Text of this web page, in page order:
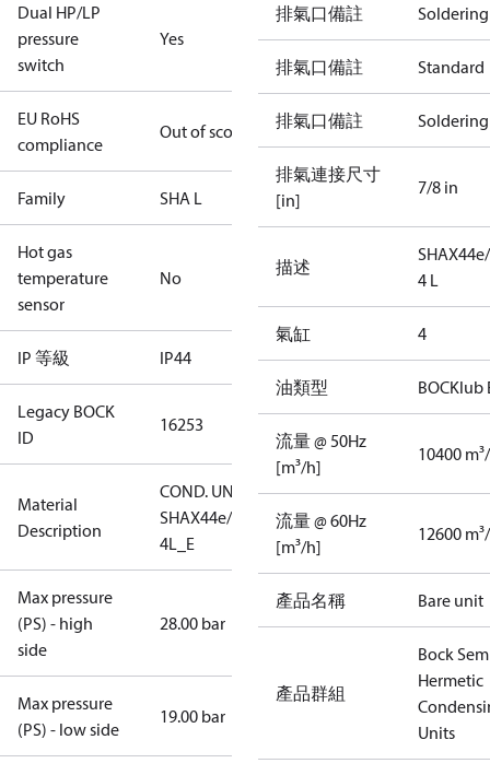
Dual HP/LP
pressure
switch
Yes
EU RoHS
compliance
Out of scope
Family SHA L
Hot gas
temperature
sensor
No
IP 等級 IP44
Legacy BOCK
ID
16253
Material
Description
COND. UNIT
SHAX44e/475-
4L_E
Max pressure
(PS) - high
side
28.00 bar
Max pressure
(PS) - low side
19.00 bar
排氣口備註 Soldering
排氣口備註 Standard
排氣口備註 Soldering
排氣連接尺寸
[in]
7/8 in
描述
4 L
氣缸 4
油類型 BOCKlub
流量 @ 50Hz
[m³/h]
10400
流量 @ 60Hz
[m³/h]
12600
產品名稱 Bare unit
產品群組
Bock
Hermetic
Units